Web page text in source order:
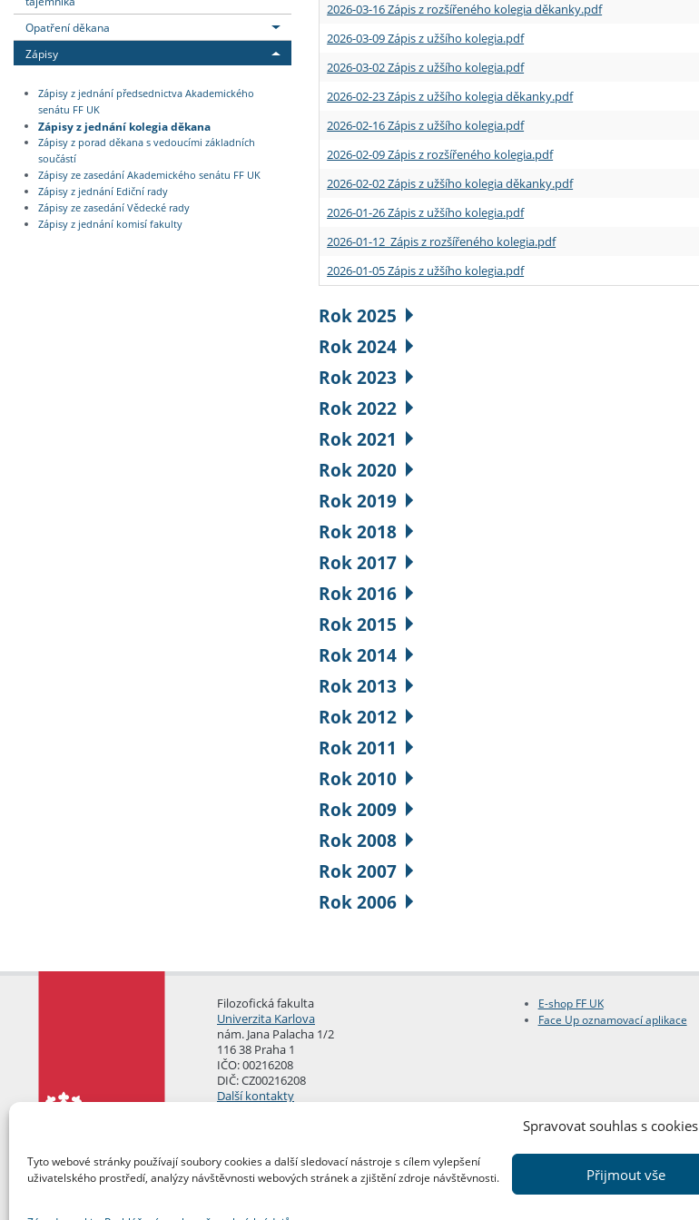
Spravovat souhlas s cookies
Tyto webové stránky používají soubory cookies a další sledovací nástroje s cílem vylepšení
uživatelského prostředí, analýzy návštěvnosti webových stránek a zjištění zdroje návštěvnosti.
Přijmout vše
Opatření děkana
Zápisy
Zápisy z jednání předsednictva Akademického
senátu FF UK
Zápisy z jednání kolegia děkana
Zápisy z porad děkana s vedoucími základních
součástí
Zápisy ze zasedání Akademického senátu FF UK
Zápisy z jednání Ediční rady
Zápisy ze zasedání Vědecké rady
Zápisy z jednání komisí fakulty
2026-03-16 Zápis z rozšířeného kolegia děkanky.pdf
2026-03-09 Zápis z užšího kolegia.pdf
2026-03-02 Zápis z užšího kolegia.pdf
2026-02-23 Zápis z užšího kolegia děkanky.pdf
2026-02-16 Zápis z užšího kolegia.pdf
2026-02-09 Zápis z rozšířeného kolegia.pdf
2026-02-02 Zápis z užšího kolegia děkanky.pdf
2026-01-26 Zápis z užšího kolegia.pdf
2026-01-12 Zápis z rozšířeného kolegia.pdf
2026-01-05 Zápis z užšího kolegia.pdf
Rok 2025
Rok 2024
Rok 2023
Rok 2022
Rok 2021
Rok 2020
Rok 2019
Rok 2018
Rok 2017
Rok 2016
Rok 2015
Rok 2014
Rok 2013
Rok 2012
Rok 2011
Rok 2010
Rok 2009
Rok 2008
Rok 2007
Rok 2006
Filozofická fakulta
Univerzita Karlova
nám. Jana Palacha 1/2
116 38 Praha 1
IČO: 00216208
DIČ: CZ00216208
Další kontakty
E-shop FF UK
Face Up oznamovací aplikace